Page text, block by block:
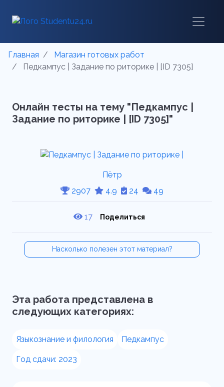
Главная
Магазин готовых работ
Педкампус | Задание по риторике | [ID 7305]
Онлайн тесты на тему "Педкампус |
Задание по риторике | [ID 7305]"
Пётр
2907
4.9 24 49
17 Поделиться
Насколько полезен этот материал?
Эта работа представлена в
следующих категориях:
Языкознание и филология Педкампус
Год сдачи: 2023